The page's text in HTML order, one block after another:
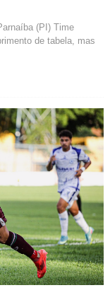
(PI) Time
de tabela, mas